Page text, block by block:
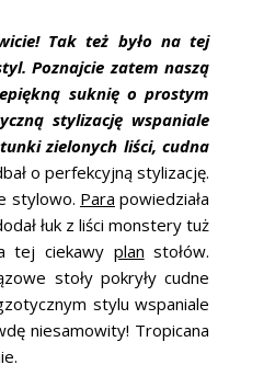
Tak też było na tej
Poznajcie zatem naszą
suknię o prostym
stylizację wspaniale
zielonych liści, cudna
o perfekcyjną stylizację.
stylowo. Para powiedziała
łuk z liści monstery tuż
tej ciekawy plan stołów.
stoły pokryły cudne
stylu wspaniale
niesamowity! Tropicana